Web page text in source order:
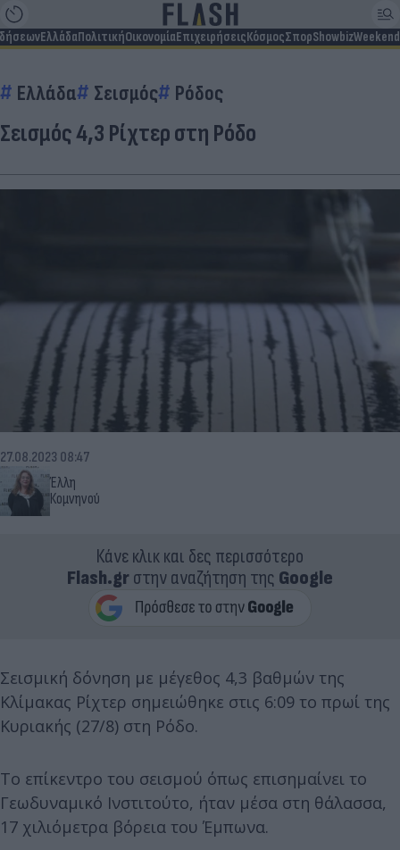
ΕλλάδαΠολιτικήΟικονομίαΕπιχειρήσειςΚόσμοςΣπορShowbizWeekend
Ελλάδα Σεισμός Ρόδος
Σεισμός 4,3 Ρίχτερ στη Ρόδο
Έλλη
Κομνηνού
27.08.2023 08:47
Κάνε κλικ και δες περισσότερο
Flash.grστην αναζήτηση της Google
Σεισμική δόνηση με μέγεθος 4,3 βαθμών της
Κλίμακας Ρίχτερ σημειώθηκε στις 6:09 το πρωί της
Κυριακής (27/8) στη Ρόδο.
Το επίκεντρο του σεισμού όπως επισημαίνει το
Γεωδυναμικό Ινστιτούτο, ήταν μέσα στη θάλασσα,
17 χιλιόμετρα βόρεια του Έμπωνα.